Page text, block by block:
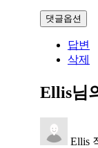
댓글옵션
답변
삭제
Ellis님
Ellis